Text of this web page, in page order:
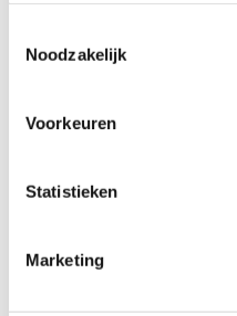
Noodzakelijk
Voorkeuren
Statistieken
Marketing
slechts ter illustratie. De
garantie dat de maximale
beschrijving en tekeningen